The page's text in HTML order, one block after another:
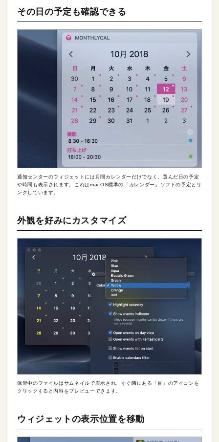
その日の予定も確認できる
通知センターのウィジェットには月間カレンダーだけでなく、選んだ日の予定
や時間も表示されます。これはmacOS標準の「カレンダー」ソフトの予定とリ
ンクしています。
外観を好みにカスタマイズ
保管中のファイルはサムネイルで表示され、すぐ隣にある「目」のアイコンを
クリックすると内容をプレビューできます。
ウィジェットの表示位置を移動